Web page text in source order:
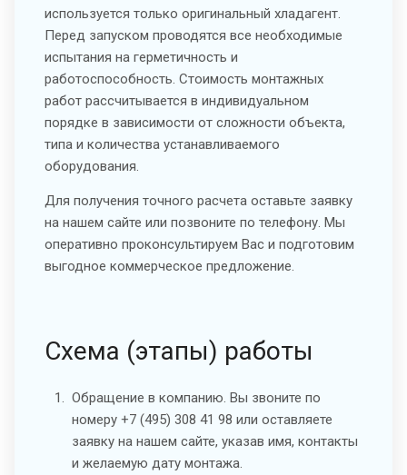
используется только оригинальный хладагент.
Перед запуском проводятся все необходимые
испытания на герметичность и
работоспособность. Стоимость монтажных
работ рассчитывается в индивидуальном
порядке в зависимости от сложности объекта,
типа и количества устанавливаемого
оборудования.
Для получения точного расчета оставьте заявку
на нашем сайте или позвоните по телефону. Мы
оперативно проконсультируем Вас и подготовим
выгодное коммерческое предложение.
Схема (этапы) работы
Обращение в компанию. Вы звоните по
номеру +7 (495) 308 41 98 или оставляете
заявку на нашем сайте, указав имя, контакты
и желаемую дату монтажа.